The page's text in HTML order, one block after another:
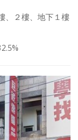
、２樓、地下１樓